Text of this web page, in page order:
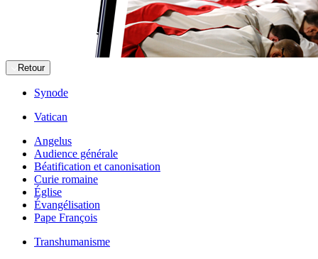
Retour
Synode
Vatican
Angelus
Audience générale
Béatification et canonisation
Curie romaine
Église
Évangélisation
Pape François
Transhumanisme